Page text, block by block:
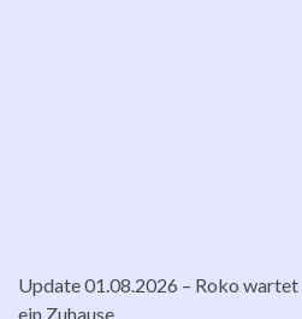
Update 01.08.2026 – Roko
ein Zuhause